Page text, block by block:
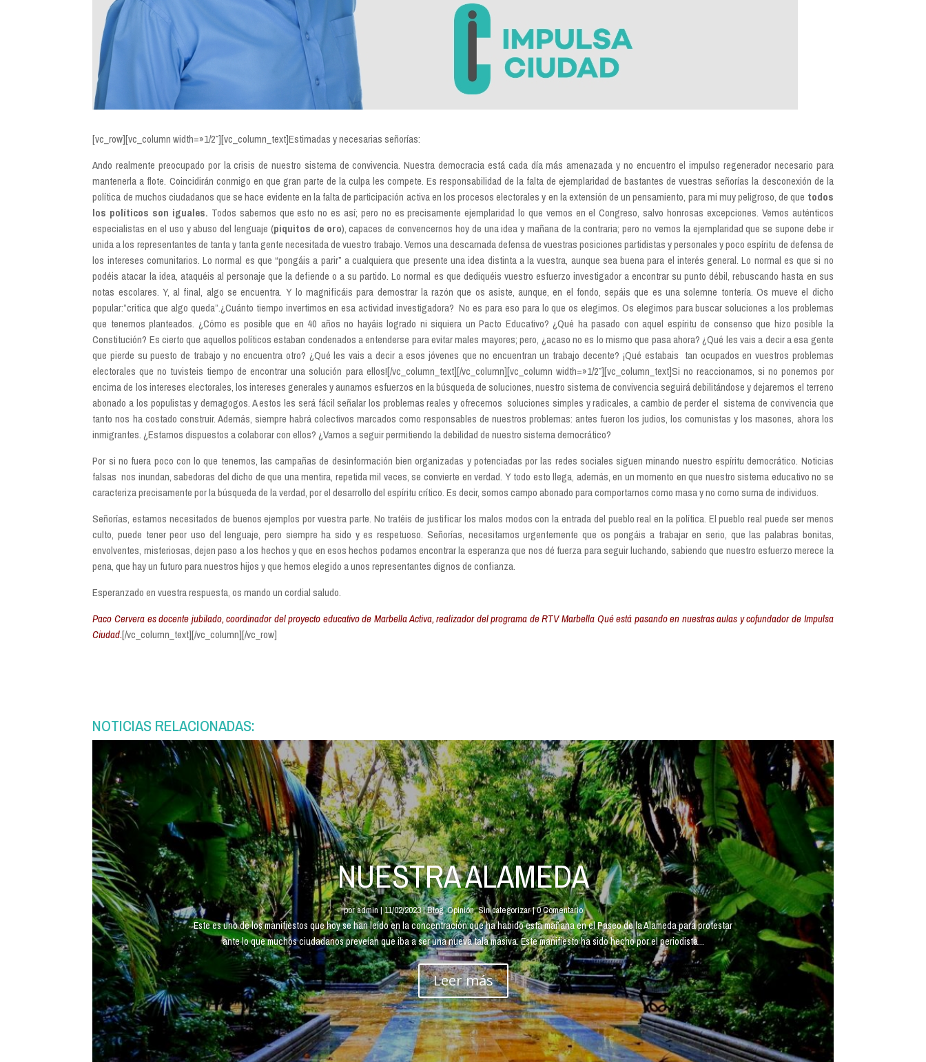
[vc_row][vc_column width=»1/2″][vc_column_text]Estimadas y necesarias señorías:
Ando realmente preocupado por la crisis de nuestro sistema de convivencia. Nuestra democracia está cada día más amenazada y no encuentro el impulso regenerador necesario para
mantenerla a flote. Coincidirán conmigo en que gran parte de la culpa les compete. Es responsabilidad de la falta de ejemplaridad de bastantes de vuestras señorías la desconexión de la
política de muchos ciudadanos que se hace evidente en la falta de participación activa en los procesos electorales y en la extensión de un pensamiento, para mi muy peligroso, de que todos
los políticos son iguales. Todos sabemos que esto no es así; pero no es precisamente ejemplaridad lo que vemos en el Congreso, salvo honrosas excepciones. Vemos auténticos
especialistas en el uso y abuso del lenguaje (piquitos de oro), capaces de convencernos hoy de una idea y mañana de la contraria; pero no vemos la ejemplaridad que se supone debe ir
unida a los representantes de tanta y tanta gente necesitada de vuestro trabajo. Vemos una descarnada defensa de vuestras posiciones partidistas y personales y poco espíritu de defensa de
los intereses comunitarios. Lo normal es que “pongáis a parir” a cualquiera que presente una idea distinta a la vuestra, aunque sea buena para el interés general. Lo normal es que si no
podéis atacar la idea, ataquéis al personaje que la defiende o a su partido. Lo normal es que dediquéis vuestro esfuerzo investigador a encontrar su punto débil, rebuscando hasta en sus
notas escolares. Y, al final, algo se encuentra. Y lo magnificáis para demostrar la razón que os asiste, aunque, en el fondo, sepáis que es una solemne tontería. Os mueve el dicho
popular:”critica que algo queda”.¿Cuánto tiempo invertimos en esa actividad investigadora? No es para eso para lo que os elegimos. Os elegimos para buscar soluciones a los problemas
que tenemos planteados. ¿Cómo es posible que en 40 años no hayáis logrado ni siquiera un Pacto Educativo? ¿Qué ha pasado con aquel espíritu de consenso que hizo posible la
Constitución? Es cierto que aquellos políticos estaban condenados a entenderse para evitar males mayores; pero, ¿acaso no es lo mismo que pasa ahora? ¿Qué les vais a decir a esa gente
que pierde su puesto de trabajo y no encuentra otro? ¿Qué les vais a decir a esos jóvenes que no encuentran un trabajo decente? ¡Qué estabais tan ocupados en vuestros problemas
electorales que no tuvisteis tiempo de encontrar una solución para ellos![/vc_column_text][/vc_column][vc_column width=»1/2″][vc_column_text]Si no reaccionamos, si no ponemos por
encima de los intereses electorales, los intereses generales y aunamos esfuerzos en la búsqueda de soluciones, nuestro sistema de convivencia seguirá debilitándose y dejaremos el terreno
abonado a los populistas y demagogos. A estos les será fácil señalar los problemas reales y ofrecernos soluciones simples y radicales, a cambio de perder el sistema de convivencia que
tanto nos ha costado construir. Además, siempre habrá colectivos marcados como responsables de nuestros problemas: antes fueron los judios, los comunistas y los masones, ahora los
inmigrantes. ¿Estamos dispuestos a colaborar con ellos? ¿Vamos a seguir permitiendo la debilidad de nuestro sistema democrático?
Por si no fuera poco con lo que tenemos, las campañas de desinformación bien organizadas y potenciadas por las redes sociales siguen minando nuestro espíritu democrático. Noticias
falsas nos inundan, sabedoras del dicho de que una mentira, repetida mil veces, se convierte en verdad. Y todo esto llega, además, en un momento en que nuestro sistema educativo no se
caracteriza precisamente por la búsqueda de la verdad, por el desarrollo del espíritu crítico. Es decir, somos campo abonado para comportarnos como masa y no como suma de individuos.
Señorías, estamos necesitados de buenos ejemplos por vuestra parte. No tratéis de justificar los malos modos con la entrada del pueblo real en la política. El pueblo real puede ser menos
culto, puede tener peor uso del lenguaje, pero siempre ha sido y es respetuoso. Señorías, necesitamos urgentemente que os pongáis a trabajar en serio, que las palabras bonitas,
envolventes, misteriosas, dejen paso a los hechos y que en esos hechos podamos encontrar la esperanza que nos dé fuerza para seguir luchando, sabiendo que nuestro esfuerzo merece la
pena, que hay un futuro para nuestros hijos y que hemos elegido a unos representantes dignos de confianza.
Esperanzado en vuestra respuesta, os mando un cordial saludo.
Paco Cervera es docente jubilado, coordinador del proyecto educativo de Marbella Activa, realizador del programa de RTV Marbella Qué está pasando en nuestras aulas y cofundador de Impulsa
Ciudad.[/vc_column_text][/vc_column][/vc_row]
NOTICIAS RELACIONADAS:
NUESTRA ALAMEDA
poradmin|11/02/2023|Blog,Opinión,Sin categorizar| 0 Comentario
Este es uno de los manifiestos que hoy se han leído en la concentración que ha habido esta mañana en el Paseo de la Alameda para protestar
ante lo que muchos ciudadanos preveían que iba a ser una nueva tala masiva. Este manifiesto ha sido hecho por el periodista...
Leer más